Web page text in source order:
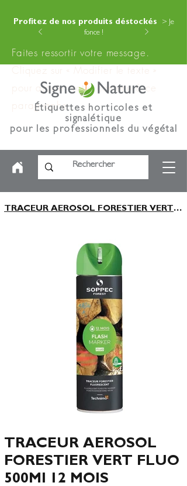
Profitez de nos produits déstockés
> Je
fonce !
Faites ressortir votre message.
Cliquez sur « Modifier le texte »
pour ajouter votre contenu à ce
paragraphe.
Étiquettes horticoles et
signalétique
pour les professionnels du végétal
TRACEUR AEROSOL FORESTIER VERT FLUO 500Ml 12 MOIS
TRACEUR AEROSOL
FORESTIER VERT FLUO
500Ml 12 MOIS